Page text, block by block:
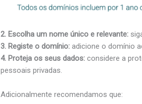
2. Escolha um nome único e relevante:
3. Registe o domínio: adicione o domínio
4. Proteja os seus dados: considere a
pessoais privadas.
Adicionalmente recomendamos que: